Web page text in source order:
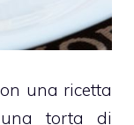
una ricetta
torta di